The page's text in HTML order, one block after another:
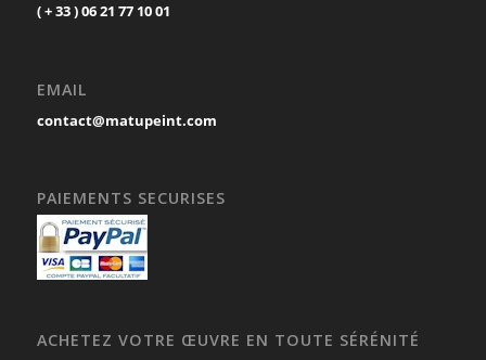
( + 33 ) 06 21 77 10 01
EMAIL
contact@matupeint.com
PAIEMENTS SECURISES
ACHETEZ VOTRE ŒUVRE EN TOUTE SÉRÉNITÉ